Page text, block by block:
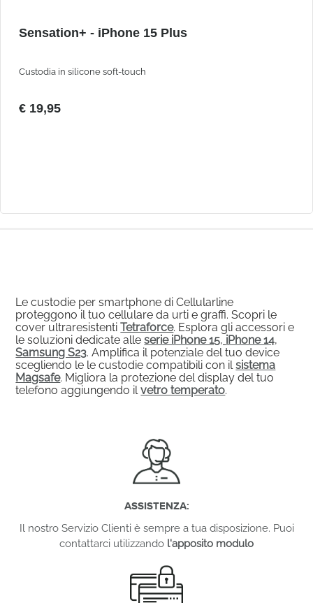
Sensation+ - iPhone 15 Plus
Custodia in silicone soft-touch
€ 19,95
Le custodie per smartphone di Cellularline
proteggono il tuo cellulare da urti e graffi. Scopri le
cover ultraresistentiTetraforce. Esplora gli accessori e
le soluzioni dedicate alleserie iPhone 15, iPhone 14,
Samsung S23. Amplifica il potenziale del tuo device
scegliendo le le custodie compatibili con ilsistema
Magsafe. Migliora la protezione del display del tuo
telefono aggiungendo ilvetro temperato.
ASSISTENZA:
Il nostro Servizio Clienti è sempre a tua disposizione. Puoi
contattarci utilizzando l'apposito modulo